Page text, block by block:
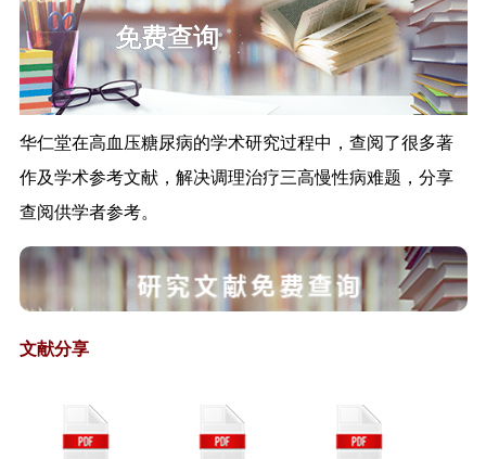
国家中医药管理局办公室关于进
一步强化中医...
关于加强基层医疗卫生机构绩效
考核的指导意...
《关于加强基层医疗卫生机构绩
效考核的指导...
《全国公共卫生信息化建设标准
理局负责同志...
《国家中医药管理局办公室关于
保健食品保健功能目录原料目录
管理办法（征...
三高研究文献
华仁堂在高血压糖尿病的学术研究过程中，查阅了很多著
作及学术参考文献，解决调理治疗三高慢性病难题，分享
查阅供学者参考。
文献分享